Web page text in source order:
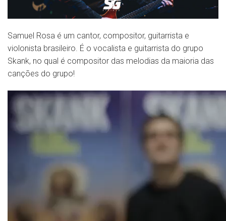
Samuel Rosa é um cantor, compositor, guitarrista e
violonista brasileiro. É o vocalista e guitarrista do grupo
Skank, no qual é compositor das melodias da maioria das
canções do grupo!